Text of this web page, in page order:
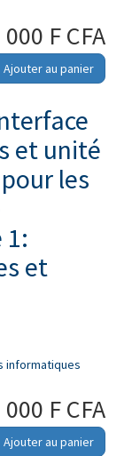
F CFA
Ajouter au panier
— Diagnostic
de communication
applicables aux
et unité
les
et
informatiques
F CFA
Ajouter au panier
— Interface
unité de fusion de
de conduite